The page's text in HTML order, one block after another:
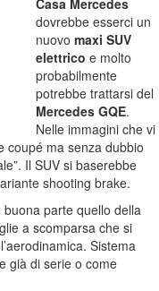
dovrebbe esserci un
nuovo maxi SUV
elettrico e molto
probabilmente
potrebbe trattarsi del
Mercedes GQE.
Nelle immagini che vi
coupé ma senza dubbio
Il SUV si baserebbe
shooting brake.
buona parte quello della
a scomparsa che si
Sistema
già di serie o come